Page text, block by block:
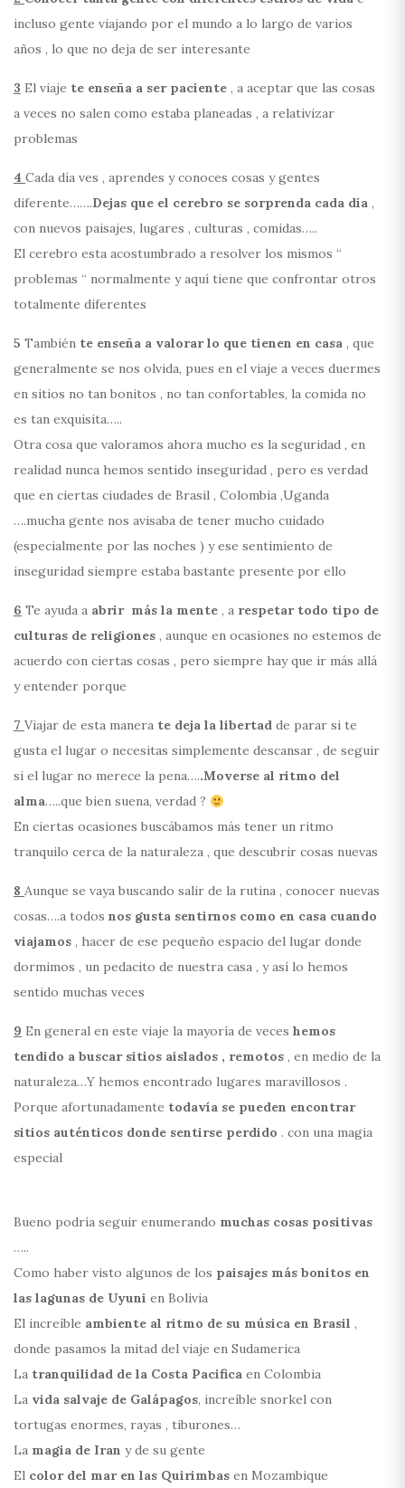
incluso gente viajando por el mundo a lo largo de varios
años , lo que no deja de ser interesante
3 El viaje te enseña a ser paciente , a aceptar que las cosas
a veces no salen como estaba planeadas , a relativizar
problemas
4 Cada día ves , aprendes y conoces cosas y gentes
diferente…….Dejas que el cerebro se sorprenda cada día ,
con nuevos paisajes, lugares , culturas , comidas…..
El cerebro esta acostumbrado a resolver los mismos “
problemas “ normalmente y aquí tiene que confrontar otros
totalmente diferentes
5 También te enseña a valorar lo que tienen en casa , que
generalmente se nos olvida, pues en el viaje a veces duermes
en sitios no tan bonitos , no tan confortables, la comida no
es tan exquisita…..
Otra cosa que valoramos ahora mucho es la seguridad , en
realidad nunca hemos sentido inseguridad , pero es verdad
que en ciertas ciudades de Brasil , Colombia ,Uganda
….mucha gente nos avisaba de tener mucho cuidado
(especialmente por las noches ) y ese sentimiento de
inseguridad siempre estaba bastante presente por ello
6 Te ayuda a abrir más la mente , a respetar todo tipo de
culturas de religiones , aunque en ocasiones no estemos de
acuerdo con ciertas cosas , pero siempre hay que ir más allá
y entender porque
7 Viajar de esta manera te deja la libertad de parar si te
gusta el lugar o necesitas simplemente descansar , de seguir
si el lugar no merece la pena…..Moverse al ritmo del
alma…..que bien suena, verdad ?
En ciertas ocasiones buscábamos más tener un ritmo
tranquilo cerca de la naturaleza , que descubrir cosas nuevas
8 Aunque se vaya buscando salir de la rutina , conocer nuevas
cosas….a todos nos gusta sentirnos como en casa cuando
viajamos , hacer de ese pequeño espacio del lugar donde
dormimos , un pedacito de nuestra casa , y así lo hemos
sentido muchas veces
9 En general en este viaje la mayoría de veces hemos
tendido a buscar sitios aislados , remotos , en medio de la
naturaleza…Y hemos encontrado lugares maravillosos .
Porque afortunadamente todavía se pueden encontrar
sitios auténticos donde sentirse perdido . con una magia
especial
Bueno podría seguir enumerando muchas cosas positivas
…..
Como haber visto algunos de los paisajes más bonitos en
las lagunas de Uyuni en Bolivia
El increíble ambiente al ritmo de su música en Brasil ,
donde pasamos la mitad del viaje en Sudamerica
La tranquilidad de la Costa Pacifica en Colombia
La vida salvaje de Galápagos, increíble snorkel con
tortugas enormes, rayas , tiburones…
La magia de Iran y de su gente
El color del mar en las Quirimbas en Mozambique